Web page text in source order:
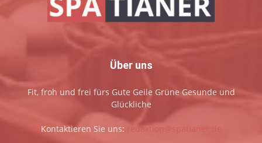
Über uns
Fit, froh und frei fürs Gute Geile Grüne Gesunde und
Glückliche
Kontaktieren Sie uns: redaktion@spatianer.de